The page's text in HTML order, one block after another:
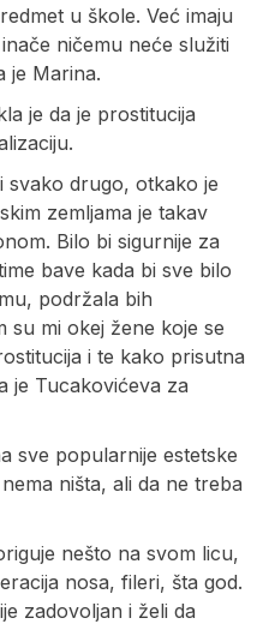
u škole. Već imaju
ničemu neće služiti
je Marina.
je da je prostitucija
svako drugo, otkako je
zemljama je takav
Bilo bi sigurnije za
bave kada bi sve bilo
podržala bih
su mi okej žene koje se
i te kako prisutna
je Tucakovićeva za
sve popularnije estetske
ništa, ali da ne treba
nešto na svom licu,
nosa, fileri, šta god.
zadovoljan i želi da